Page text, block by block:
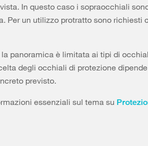
In questo caso i sopraocchiali
Per un utilizzo protratto sono richiesti
panoramica è limitata ai tipi di
degli occhiali di protezione
previsto.
essenziali sul tema su